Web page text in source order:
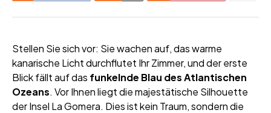
Stellen Sie sich vor: Sie wachen auf, das warme
kanarische Licht durchflutet Ihr Zimmer, und der erste
Blick fällt auf das funkelnde Blau des Atlantischen
Ozeans. Vor Ihnen liegt die majestätische Silhouette
der Insel La Gomera. Dies ist kein Traum, sondern die